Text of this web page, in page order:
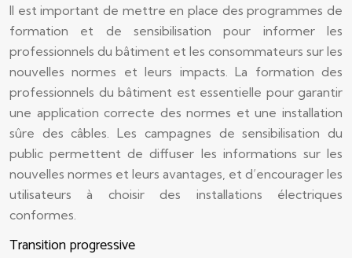
Il est important de mettre en place des programmes de
formation et de sensibilisation pour informer les
professionnels du bâtiment et les consommateurs sur les
nouvelles normes et leurs impacts. La formation des
professionnels du bâtiment est essentielle pour garantir
une application correcte des normes et une installation
sûre des câbles. Les campagnes de sensibilisation du
public permettent de diffuser les informations sur les
nouvelles normes et leurs avantages, et d’encourager les
utilisateurs à choisir des installations électriques
conformes.
Transition progressive